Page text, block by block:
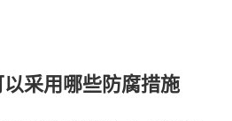
采用哪些防腐措施